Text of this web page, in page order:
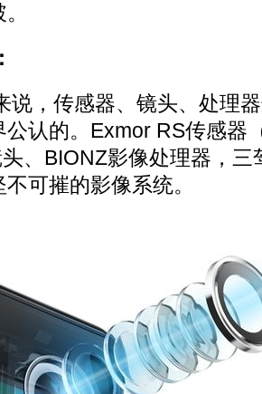
说，传感器、镜头、处理
公认的。Exmor RS传感器
、BIONZ影像处理器，
可摧的影像系统。